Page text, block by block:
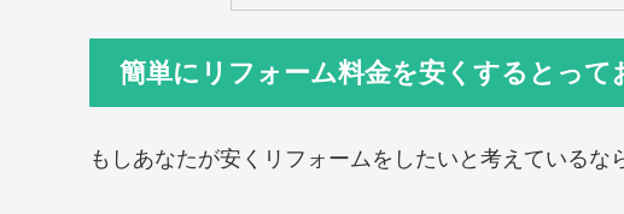
簡単にリフォーム料金を安くするとって
もしあなたが安くリフォームをしたいと考えているな